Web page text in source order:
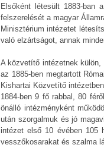
Elsőként létesült 1883-ban
felszerelését a magyar
Minisztérium intézetet
való elzártságot, annak
A közvetítő intézetnek
az 1885-ben megtartott
Kishartai Közvetítő
1884-ben 9 fő rabbal, 80
önálló intézményként
után szorgalmuk és jó
intézet első 10 évében 105
vesszőkosarakat és szalma